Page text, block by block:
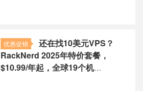
优惠促销
还在找10美元VPS？
RackNerd 2025年特价套餐，
$10.99/年起，全球19个机